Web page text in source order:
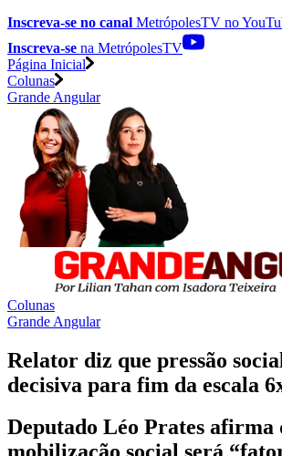
Inscreva-se no canal MetrópolesTV no
Inscreva-se na MetrópolesTV
Página Inicial
Colunas
Grande Angular
Colunas
Grande Angular
Relator diz que pressão
decisiva para fim da escala
Deputado Léo Prates afirma